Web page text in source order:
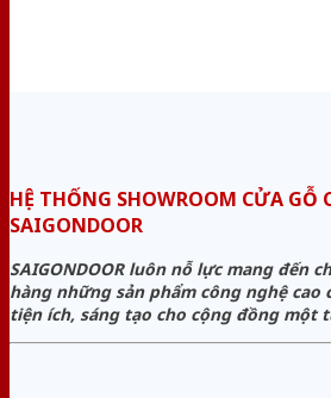
HỆ THỐNG SHOWROOM CỬA GỖ
SAIGONDOOR
SAIGONDOOR luôn nỗ lực mang đến
hàng những sản phẩm công nghệ cao
tiện ích, sáng tạo cho cộng đồng một